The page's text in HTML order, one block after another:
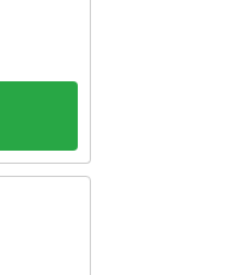
R$ 78,41